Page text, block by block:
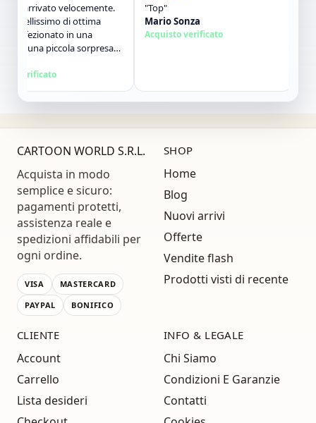
arrivato velocemente.
di ottima
in una
una piccola sorpresa
Grazie ,alla
"Top"
Mario Sonza
Acquisto verificato
CARTOON WORLD S.R.L.
Acquista in modo
semplice e sicuro:
pagamenti protetti,
assistenza reale e
spedizioni affidabili per
ogni ordine.
VISA
MASTERCARD
PAYPAL
BONIFICO
SHOP
Home
Blog
Nuovi arrivi
Offerte
Vendite flash
Prodotti visti di recente
CLIENTE
Account
Carrello
Lista desideri
INFO & LEGALE
Chi Siamo
Condizioni E Garanzie
Contatti